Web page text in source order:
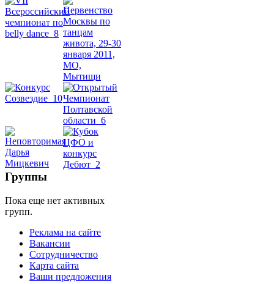
Группы
Пока еще нет активных
групп.
Реклама на сайте
Вакансии
Сотрудничество
Карта сайта
Ваши предложения